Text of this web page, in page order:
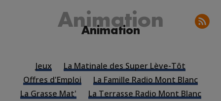
Animation
Animation
Jeux
La Matinale des Super Lève-Tôt
Offres d'Emploi
La Famille Radio Mont Blanc
La Grasse Mat'
La Terrasse Radio Mont Blanc